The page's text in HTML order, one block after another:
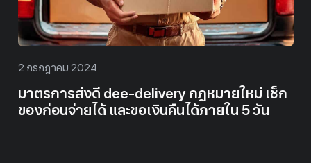
2 กรกฎาคม 2024
มาตรการส่งดี dee-delivery กฎหมายใหม่ เช็ก
ของก่อนจ่ายได้ และขอเงินคืนได้ภายใน 5 วัน